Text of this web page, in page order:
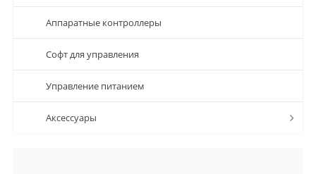
Аппаратные контроллеры
Софт для управления
Управление питанием
Аксессуары